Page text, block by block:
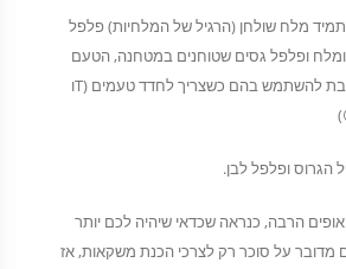
מלח שולחן (הרגיל של המלחיות) פלפל
ומלח ופלפל גסים שטוחנים במטחנה, הטעם
שלהם חזק יותר ואני אוהבת להשתמש בהם כשצריך לחדד טעמים (Tו
ופלפל לבן.
הרבה, כנראה שכדאי שיהיה לכם יותר
על סוכר רק לצרכי הכנת משקאות, אז